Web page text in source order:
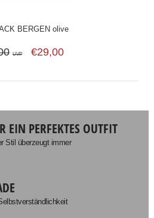
BERGEN olive
UVP €29,00
EIN PERFEKTES OUTFIT
Stil überzeugt immer